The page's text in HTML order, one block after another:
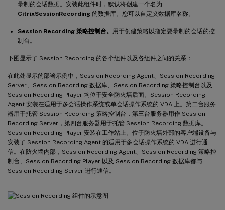
录制的会话数据。安装此组件时，默认将创建一个名为
CitrixSessionRecording 的数据库。您可以自定义数据库名称。
Session Recording 策略控制台。 用于创建策略以指定要录制的会话的控
制台。
下图显示了 Session Recording 的各个组件以及各组件之间的关系：
在此处显示的部署示例中，Session Recording Agent、Session Recording
Server、Session Recording 数据库、Session Recording 策略控制台以及
Session Recording Player 均位于安全防火墙后面。Session Recording
Agent 安装在适用于多会话操作系统或单会话操作系统的 VDA 上。第二台服务
器用于托管 Session Recording 策略控制台，第三台服务器用作 Session
Recording Server，第四台服务器用于托管 Session Recording 数据库。
Session Recording Player 安装在工作站上。位于防火墙外部的客户端设备与
安装了 Session Recording Agent 的适用于多会话操作系统的 VDA 进行通
信。在防火墙内部，Session Recording Agent、Session Recording 策略控
制台、Session Recording Player 以及 Session Recording 数据库都与
Session Recording Server 进行通信。